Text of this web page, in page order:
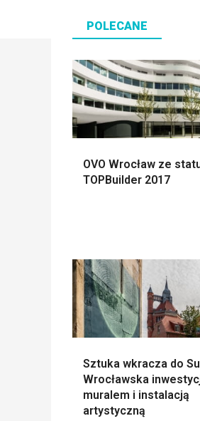
POLECANE
OVO Wrocław ze
TOPBuilder 2017
Sztuka wkracza do
Wrocławska
muralem i instalacją
artystyczną